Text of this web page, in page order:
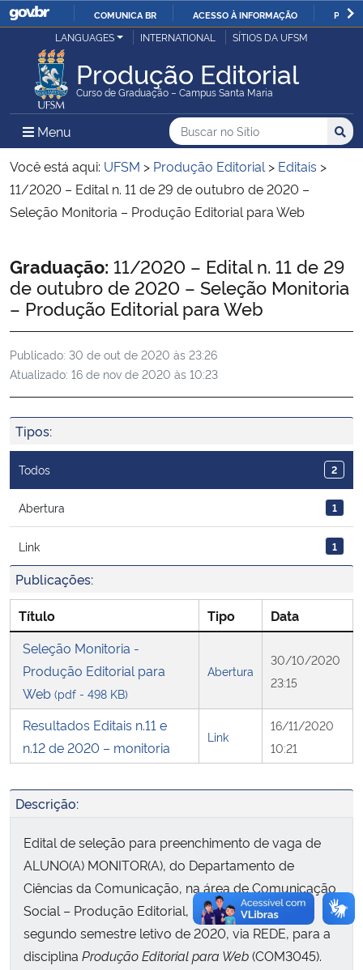
IR
O
COMUNICA BR ACESSO À INFORMAÇÃO
Ministério da Justiça e Segurança Pública
Ministério da Defesa
Ministério das Relações Exteriores
Ministério da Economia
Ministério da Agricultura, Pecuária e Abastecimento
Ministério da Educação
Ministério da Cidadania
Ministério da Saúde
Ministério da Ciência, Tecnologia, Inovações e Comunicações
Ministério do Meio Ambiente
Ministério do Turismo
Ministério do Desenvolvimento Regional
Controladoria-Geral da União
Ministério da Mulher, da Família e dos Direitos Humanos
Secretaria-Geral
Secretaria de Governo
Gabinete de Segurança Institucional
Advocacia-Geral da União
Banco Central do Brasil
LANGUAGES INTERNATIONAL SÍTIOS DA UFSM
Produção Editorial
Curso de Graduação – Campus Santa Maria
Menu Menu Principal do Sítio
Busca
Buscar no no Sítio
Busca:
Você está aqui: UFSM > Produção Editorial > Editais >
11/2020 – Edital n. 11 de 29 de outubro de 2020 –
Seleção Monitoria – Produção Editorial para Web
Início do conteúdo
Graduação: 11/2020 – Edital n. 11 de 29
de outubro de 2020 – Seleção Monitoria
– Produção Editorial para Web
Publicado: 30 de out de 2020 às 23:26
Atualizado: 16 de nov de 2020 às 10:23
Tipos:
Todos 2
Abertura 1
Link 1
Publicações:
Título Tipo
Data
Seleção Monitoria -
Produção Editorial para
Web (pdf - 498 KB)
Abertura
30/10/2020
23:15
Resultados Editais n.11 e
n.12 de 2020 – monitoria
Link
16/11/2020
10:21
Descrição:
Edital de seleção para preenchimento de vaga de
ALUNO(A) MONITOR(A), do Departamento de
Ciências da Comunicação, na área de Comunicação
Social – Produção Editorial, para atuação no
segundo semestre letivo de 2020, via REDE, para a
disciplina Produção Editorial para Web(COM3045).